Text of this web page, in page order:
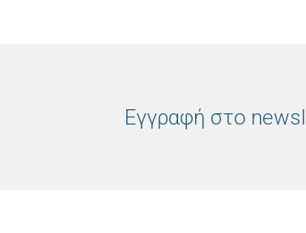
Εγγραφή στο